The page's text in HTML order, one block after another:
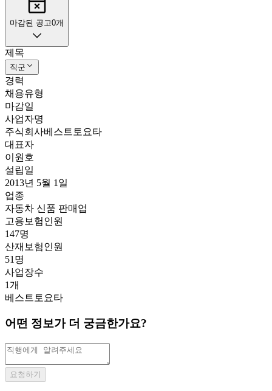
마감된 공고0개
제목
직군
경력
채용유형
마감일
사업자명
주식회사베스트토요타
대표자
이원호
설립일
2013년 5월 1일
업종
자동차 신품 판매업
고용보험인원
147명
산재보험인원
51명
사업장수
1개
베스트토요타
어떤 정보가 더 궁금한가요?
요청하기